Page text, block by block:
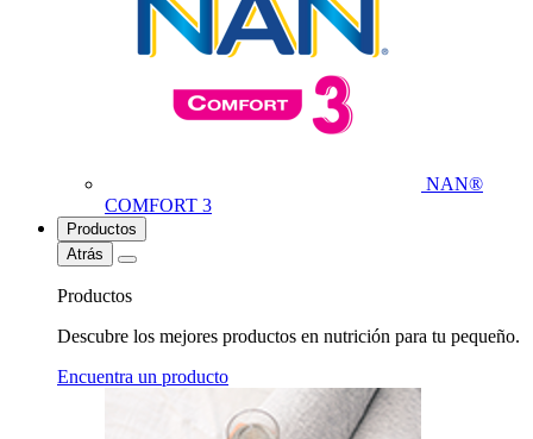
NAN®
COMFORT 3
Productos
Atrás
Productos
Descubre los mejores productos en nutrición para tu pequeño.
Encuentra un producto